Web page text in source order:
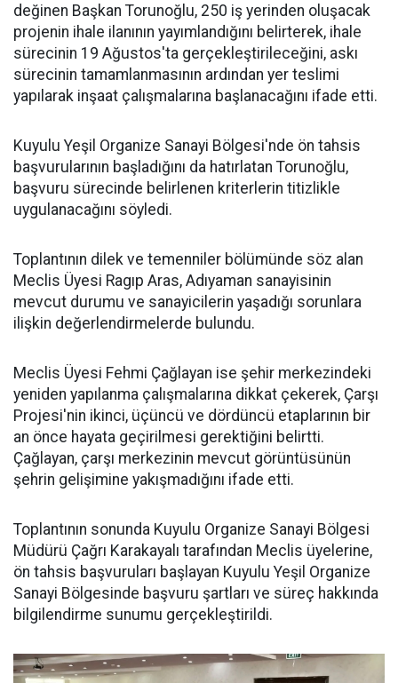
değinen Başkan Torunoğlu, 250 iş yerinden oluşacak
projenin ihale ilanının yayımlandığını belirterek, ihale
sürecinin 19 Ağustos'ta gerçekleştirileceğini, askı
sürecinin tamamlanmasının ardından yer teslimi
yapılarak inşaat çalışmalarına başlanacağını ifade etti.
Kuyulu Yeşil Organize Sanayi Bölgesi'nde ön tahsis
başvurularının başladığını da hatırlatan Torunoğlu,
başvuru sürecinde belirlenen kriterlerin titizlikle
uygulanacağını söyledi.
Toplantının dilek ve temenniler bölümünde söz alan
Meclis Üyesi Ragıp Aras, Adıyaman sanayisinin
mevcut durumu ve sanayicilerin yaşadığı sorunlara
ilişkin değerlendirmelerde bulundu.
Meclis Üyesi Fehmi Çağlayan ise şehir merkezindeki
yeniden yapılanma çalışmalarına dikkat çekerek, Çarşı
Projesi'nin ikinci, üçüncü ve dördüncü etaplarının bir
an önce hayata geçirilmesi gerektiğini belirtti.
Çağlayan, çarşı merkezinin mevcut görüntüsünün
şehrin gelişimine yakışmadığını ifade etti.
Toplantının sonunda Kuyulu Organize Sanayi Bölgesi
Müdürü Çağrı Karakayalı tarafından Meclis üyelerine,
ön tahsis başvuruları başlayan Kuyulu Yeşil Organize
Sanayi Bölgesinde başvuru şartları ve süreç hakkında
bilgilendirme sunumu gerçekleştirildi.